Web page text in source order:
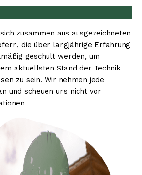
zusammen aus ausgezeichneten
die über langjährige Erfahrung
geschult werden, um
aktuellsten Stand der Technik
zu sein. Wir nehmen jede
und scheuen uns nicht vor